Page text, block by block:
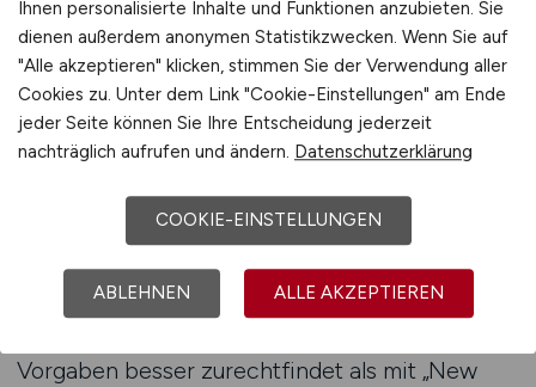
Bewerbung ins Ungewisse
Viele Menschen, die beruflich neu starten
wollen, sehen sich mit diffusen Anforderungen,
intransparenten Auswahlverfahren und
Verwaltung funktioniert anders: Aufgabenprofile
sind öffentlich einsehbar, Auswahlkriterien
nachvollziehbar, Bewerbungsverfahren klar
geregelt. Das schafft Chancengleichheit – auch
Vorgaben besser zurechtfindet als mit „New
Ihnen personalisierte Inhalte und Funktionen anzubieten. Sie
dienen außerdem anonymen Statistikzwecken. Wenn Sie auf
"Alle akzeptieren" klicken, stimmen Sie der Verwendung aller
Cookies zu. Unter dem Link "Cookie-Einstellungen" am Ende
jeder Seite können Sie Ihre Entscheidung jederzeit
nachträglich aufrufen und ändern. Datenschutzerklärung
COOKIE-EINSTELLUNGEN
ABLEHNEN ALLE AKZEPTIEREN